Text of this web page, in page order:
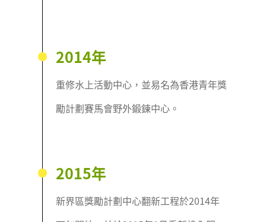
2014年
重修水上活動中心，並易名為香港青年獎
勵計劃賽馬會野外鍛鍊中心。
2015年
新界區獎勵計劃中心翻新工程於2014年